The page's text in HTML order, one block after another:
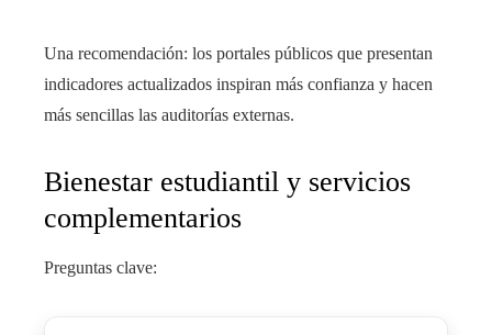
Una recomendación: los portales públicos que presentan
indicadores actualizados inspiran más confianza y hacen
más sencillas las auditorías externas.
Bienestar estudiantil y servicios
complementarios
Preguntas clave: